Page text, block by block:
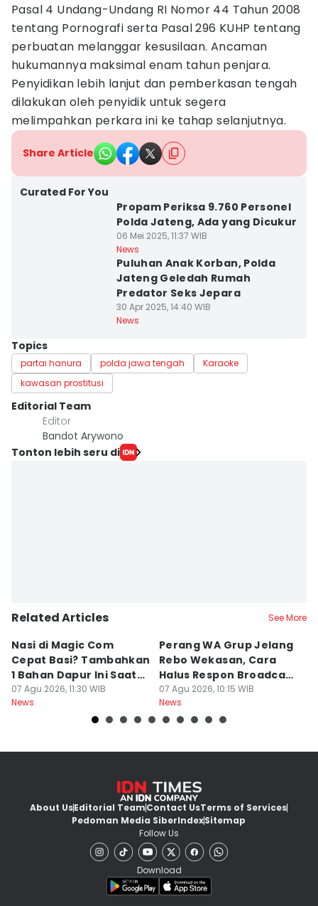
Pasal 4 Undang-Undang RI Nomor 44 Tahun 2008
tentang Pornografi serta Pasal 296 KUHP tentang
perbuatan melanggar kesusilaan. Ancaman
hukumannya maksimal enam tahun penjara.
Penyidikan lebih lanjut dan pemberkasan tengah
dilakukan oleh penyidik untuk segera
melimpahkan perkara ini ke tahap selanjutnya.
Share Article
Curated For You
Propam Periksa 9.760 Personel
Polda Jateng, Ada yang Dicukur
06 Mei 2025, 11:37 WIB
News
Puluhan Anak Korban, Polda
Jateng Geledah Rumah
Predator Seks Jepara
30 Apr 2025, 14:40 WIB
News
Topics
partai hanura polda jawa tengah
Karaoke
kawasan prostitusi
Editorial Team
Editor
Bandot Arywono
Tonton lebih seru di
Related Articles See More
Nasi di Magic Com
Cepat Basi? Tambahkan
1 Bahan Dapur Ini Saat
Menanak, Awet 2 Hari
07 Agu 2026, 11:30 WIB
News
Perang WA Grup Jelang
Rebo Wekasan, Cara
Halus Respon Broadcast
Parno
07 Agu 2026, 10:15 WIB
News
About UsEditorial TeamContact UsTerms of Services
Pedoman Media SiberIndexSitemap
Follow Us
Download